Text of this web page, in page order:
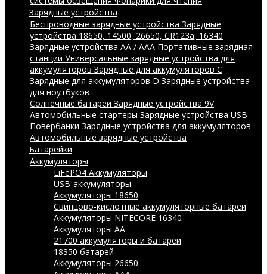
Зарядные устройства
Беспроводные зарядные устройства Зарядные
устройства 18650, 14500, 26650, CR123a, 16340
Зарядные устройства AA / AAA Портативные зарядная
станции Универсальные зарядные устройства для
аккумуляторов Зарядные для аккумуляторов C
Зарядные для аккумуляторов D Зарядные устройства
для ноутбуков
Солнечные батареи Зарядные устройства 9V
Автомобильные стартеры Зарядные устройства USB
Повербанки Зарядные устройства для аккумуляторов
Автомобильные зарядные устройства
Батарейки
Аккумуляторы
LiFePO4 Аккумуляторы
USB-аккумуляторы
Аккумуляторы 18650
Свинцово-кислотные аккумуляторные батареи
Аккумуляторы NITECORE 16340
Аккумуляторы АА
21700 аккумуляторы и батареи
18350 батарей
Аккумуляторы 26650